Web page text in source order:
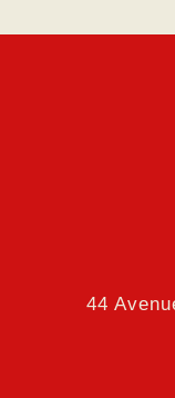
44 Avenue de Quakenbruck, 61000